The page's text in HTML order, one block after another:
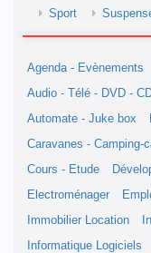
Sport
Agenda - Evènements
Audio - Télé - DVD -
Automate - Juke box
Caravanes - Camping-
Cours - Etude
Electroménager
Immobilier Location
Informatique Logiciels